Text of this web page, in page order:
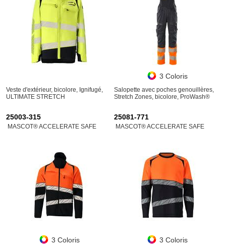
Veste d'extérieur, bicolore, Ignifugé,
ULTIMATE STRETCH
3 Coloris
Salopette avec poches genouillères,
Stretch Zones, bicolore, ProWash®
25003-315
MASCOT® ACCELERATE SAFE
3 Coloris
25081-771
MASCOT® ACCELERATE SAFE
3 Coloris